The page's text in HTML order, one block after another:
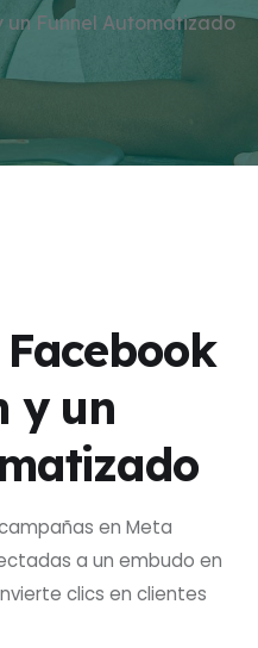
Funnel Automatizado
y un
en Meta
a un embudo en
clics en clientes